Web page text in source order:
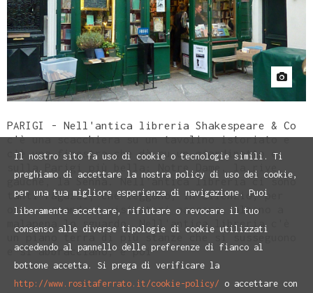
PARIGI - Nell'antica libreria Shakespeare & Co
c'è una scacchiera su un tavolino istoriato e
c'è una finestra che dà su un giardinetto e
gauche, la Senna. Nell'antica libreria ci sono
tanti ragazzi; che leggono, in silenzio, per
ore, e quando i visitatori passano, alzano a
malapena lo sguardo. Nell'antica libreria c'è
un piano terra di più stanze che si susseguono
e si abbracciano, e poi
Il nostro sito fa uso di cookie o tecnologie simili. Ti
preghiamo di accettare la nostra policy di uso dei cookie,
per una tua migliore esperienza di navigazione. Puoi
liberamente accettare, rifiutare o revocare il tuo
consenso alle diverse tipologie di cookie utilizzati
accedendo al pannello delle preferenze di fianco al
bottone accetta. Si prega di verificare la
http://www.rositaferrato.it/cookie-policy/ o accettare con